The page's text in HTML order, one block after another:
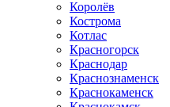
Королёв
Кострома
Котлас
Красногорск
Краснодар
Краснознаменск
Краснокаменск